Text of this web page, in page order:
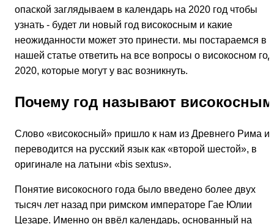
опаской заглядываем в календарь на 2020 год чтобы
узнать - будет ли новый год високосным и какие
неожиданности может это принести. мы постараемся в
нашей статье ответить на все вопросы о високосном
2020, которые могут у вас возникнуть.
Почему год называют високосным
Слово «високосный» пришло к нам из Древнего Рима и
переводится на русский язык как «второй шестой», в
оригинале на латыни «bis sextus».
Понятие високосного года было введено более двух
тысяч лет назад при римском императоре Гае Юлии
Цезаре. Именно он ввёл календарь, основанный на